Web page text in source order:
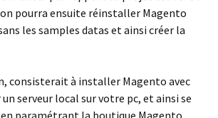
pourra ensuite réinstaller Magento
les samples datas et ainsi créer la
consisterait à installer Magento avec
serveur local sur votre pc, et ainsi se
paramétrant la boutique Magento